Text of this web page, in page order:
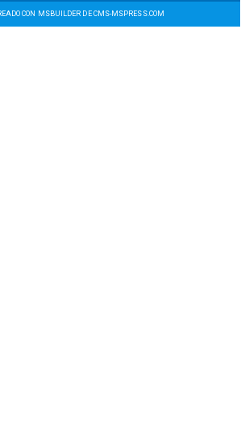
CON MSBUILDER DE CMS-MSPRESS.COM